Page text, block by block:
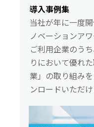
導入事例集
当社が年に一度
ノベーションア
ご利用企業のう
りにおいて優れ
業」の取り組み
ンロードいただけ